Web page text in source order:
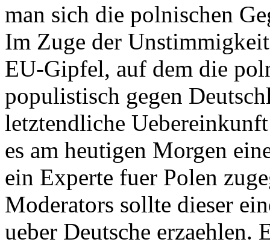
man sich die polnischen
Im Zuge der
EU-Gipfel, auf dem die
populistisch gegen
letztendliche
es am heutigen Morgen
ein Experte fuer Polen
Moderators sollte dieser
ueber Deutsche